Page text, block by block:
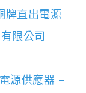
牌直出電源
限公司
電源供應器 –